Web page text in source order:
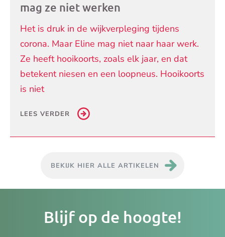
mag ze niet werken
Het is druk in de wijkverpleging tijdens
corona. Maar Eline mag niet naar haar werk.
Ze heeft hooikoorts, zoals elk jaar, en dat
betekent niesen en een loopneus. Hooikoorts
is niet
LEES VERDER
BEKIJK HIER ALLE ARTIKELEN
Blijf op de hoogte!